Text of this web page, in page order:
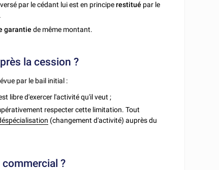
par le cédant lui est en principerestitué par le
garantie de même montant.
la cession ?
par le bail initial :
libre d'exercer l'activité qu'il veut ;
respecter cette limitation. Tout
(changement d'activité) auprès du
?